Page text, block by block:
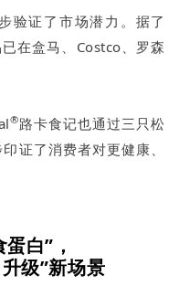
验证了市场潜力。据了
在盒马、Costco、罗森
®路卡食记也通过三只松
证了消费者对更健康、
白”，
级”新场景